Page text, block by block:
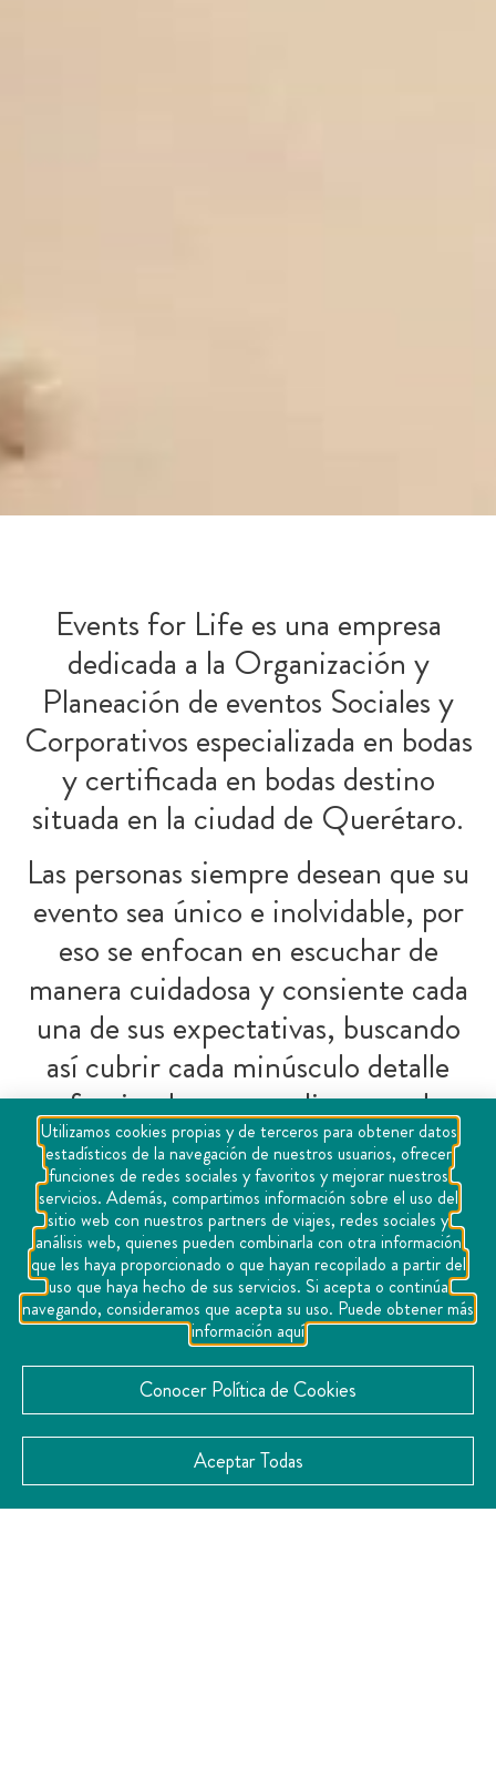
Events for Life es una empresa
dedicada a la Organización y
Planeación de eventos Sociales y
Corporativos especializada en bodas
y certificada en bodas destino
situada en la ciudad de Querétaro.
Las personas siempre desean que su
evento sea único e inolvidable, por
eso se enfocan en escuchar de
manera cuidadosa y consiente cada
una de sus expectativas, buscando
así cubrir cada minúsculo detalle
ofreciendo una amplia gama de
opciones de proveedores calificados
para desarrollar y cubrir cada
necesidad o deseo planteado.
https://eventsforlife.com.mx/
Utilizamos cookies propias y de terceros para obtener datos
estadísticos de la navegación de nuestros usuarios, ofrecer
funciones de redes sociales y favoritos y mejorar nuestros
servicios. Además, compartimos información sobre el uso del
sitio web con nuestros partners de viajes, redes sociales y
análisis web, quienes pueden combinarla con otra información
que les haya proporcionado o que hayan recopilado a partir del
uso que haya hecho de sus servicios. Si acepta o continúa
navegando, consideramos que acepta su uso. Puede obtener más
información aquí
Conocer Política de Cookies
Aceptar Todas